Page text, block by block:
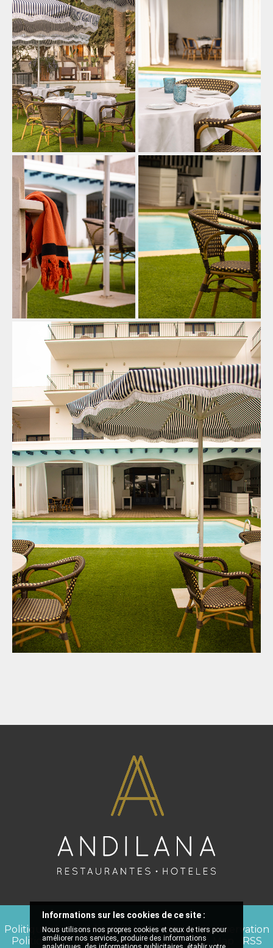
Informations sur les cookies de ce site :
Nous utilisons nos propres cookies et ceux de tiers pour
améliorer nos services, produire des informations
Politique de confidentialité
Conditions de réservation
Politique de cookies
Avis juridique Site Map RSS